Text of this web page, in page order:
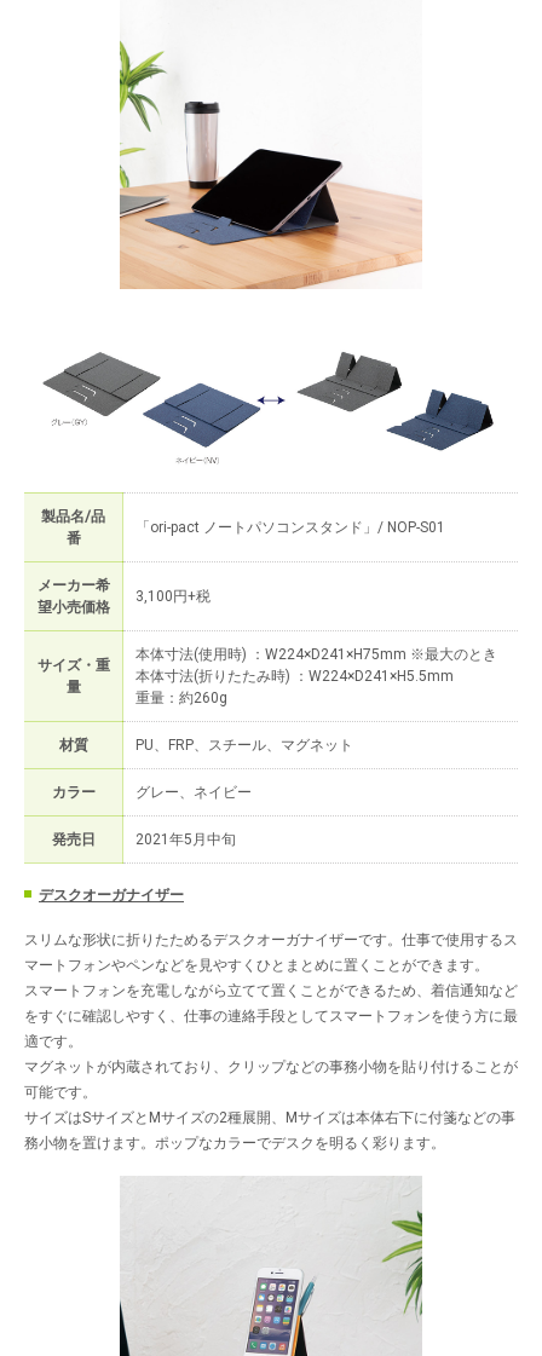
製品名/品
番
「ori-pact ノートパソコンスタンド」/ NOP-S01
メーカー希
望小売価格
3,100円+税
サイズ・重
量
本体寸法(使用時) ：W224×D241×H75mm ※最大のとき
本体寸法(折りたたみ時) ：W224×D241×H5.5mm
重量：約260g
材質 PU、FRP、スチール、マグネット
カラー グレー、ネイビー
発売日 2021年5月中旬
デスクオーガナイザー
スリムな形状に折りたためるデスクオーガナイザーです。仕事で使用するス
マートフォンやペンなどを見やすくひとまとめに置くことができます。
スマートフォンを充電しながら立てて置くことができるため、着信通知など
をすぐに確認しやすく、仕事の連絡手段としてスマートフォンを使う方に最
適です。
マグネットが内蔵されており、クリップなどの事務小物を貼り付けることが
可能です。
サイズはSサイズとMサイズの2種展開、Mサイズは本体右下に付箋などの事
務小物を置けます。ポップなカラーでデスクを明るく彩ります。